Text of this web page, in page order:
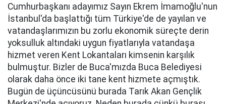
Cumhurbaşkanı adayımız Sayın Ekrem İmamoğlu'nun
İstanbul'da başlattığı tüm Türkiye'de de yayılan ve
vatandaşlarımızın bu zorlu ekonomik süreçte derin
yoksulluk altındaki uygun fiyatlarıyla vatandaşa
hizmet veren Kent Lokantaları kimsenin karşılık
bulmuştur. Bizler de Buca'mızda Buca Belediyesi
olarak daha önce iki tane kent hizmete açmıştık.
Bugün de üçüncüsünü burada Tarık Akan Gençlik